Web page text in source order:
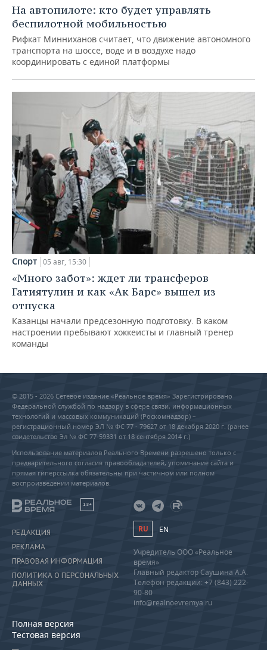
На автопилоте: кто будет управлять
беспилотной мобильностью
Рифкат Минниханов считает, что движение автономного
транспорта на шоссе, воде и в воздухе надо
координировать с единой платформы
Спорт 05 авг, 15:30
«Много забот»: ждет ли трансферов
Гатиятулин и как «Ак Барс» вышел из
отпуска
Казанцы начали предсезонную подготовку. В каком
настроении пребывают хоккеисты и главный тренер
команды
© 2015 - 2026 Сетевое издание «Реальное время» Зарегистрировано
Федеральной службой по надзору в сфере связи, информационных
технологий и массовых коммуникаций (Роскомнадзор) –
регистрационный номер ЭЛ № ФС 77 - 79627 от 18 декабря 2020 г. (ранее
свидетельство Эл № ФС 77-59331 от 18 сентября 2014 г.)
Использование материалов Реального Времени разрешено только с
предварительного согласия правообладателей, упоминание сайта и
прямая гиперссылка обязательны при частичном или полном
воспроизведении материалов.
18+
РЕДАКЦИЯ
РЕКЛАМА
ПРАВОВАЯ ИНФОРМАЦИЯ
ПОЛИТИКА О ПЕРСОНАЛЬНЫХ
ДАННЫХ
Полная версия
Тестовая версия
RU EN
Учредитель ООО «Реальное
время»
Главный редактор Саушина А.А.
Телефон редакции: +7 (843) 222-
90-80
info@realnoevremya.ru